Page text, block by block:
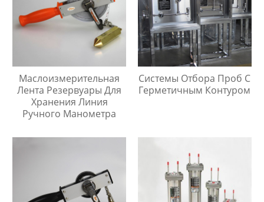
Маслоизмерительная
Лента Резервуары Для
Хранения Линия
Ручного Манометра
Системы Отбора Проб С
Герметичным Контуром